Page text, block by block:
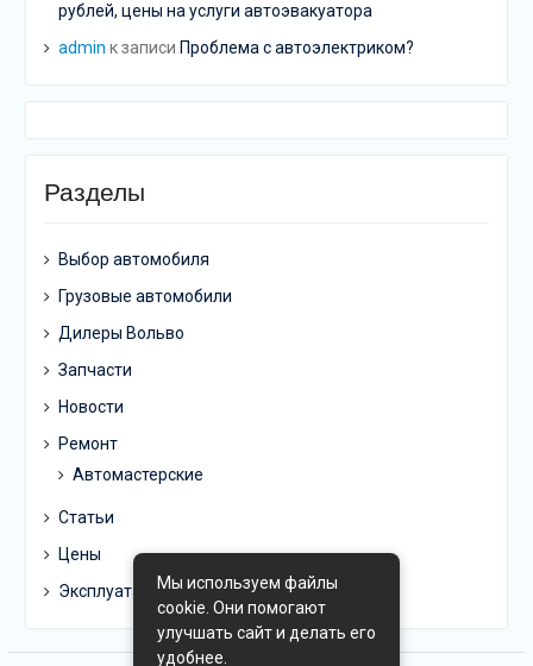
рублей, цены на услуги автоэвакуатора
admin к записи Проблема с автоэлектриком?
Разделы
Выбор автомобиля
Грузовые автомобили
Дилеры Вольво
Запчасти
Новости
Ремонт
Автомастерские
Статьи
Цены
ЭксплуатацияМы используем файлы
cookie. Они помогают
улучшать сайт и делать его
удобнее.